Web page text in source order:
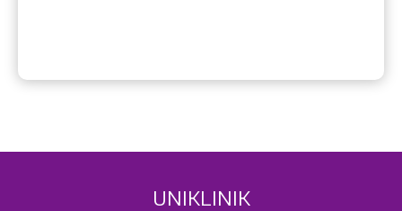
UNIKLINIK